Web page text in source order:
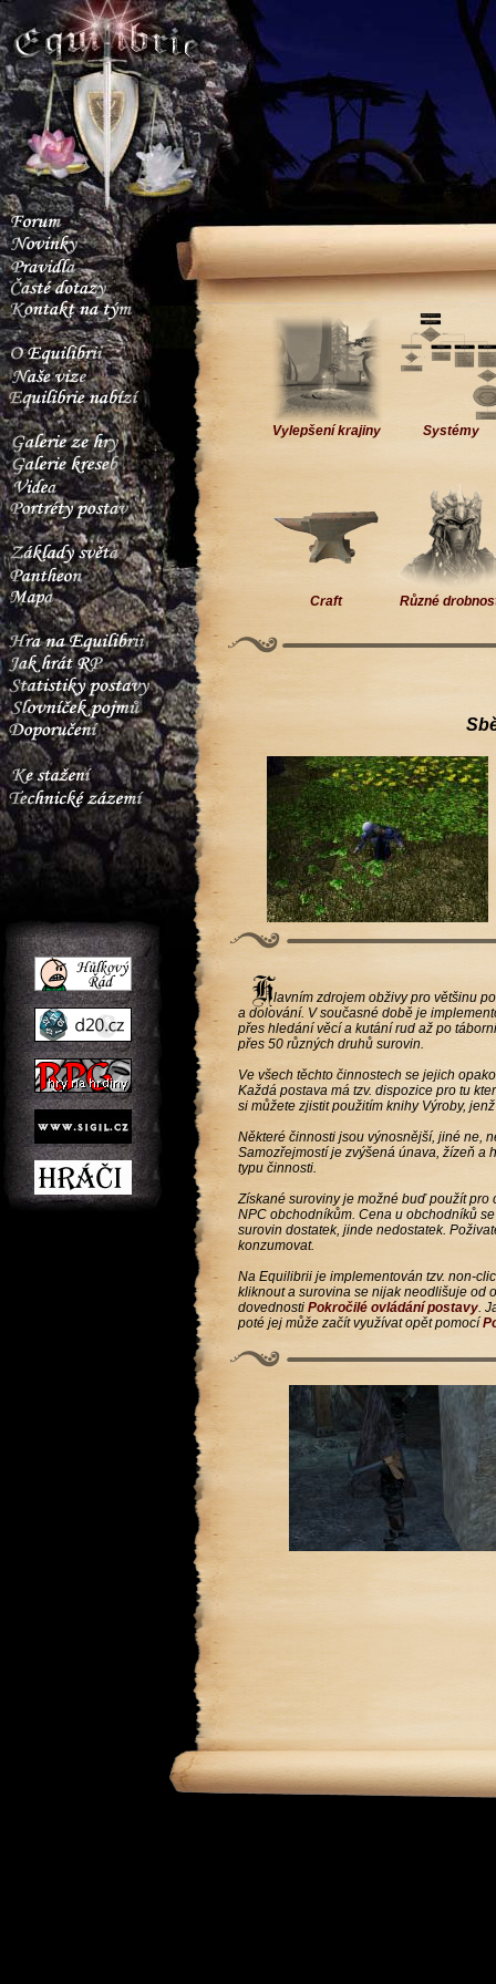
Vylepšení krajiny Systémy
Craft Různé
lavním zdrojem obživy pro většinu
a dolování. V současné době je
přes hledání věcí a kutání rud až po
přes 50 různých druhů surovin.
Ve všech těchto činnostech se jejich
Každá postava má tzv. dispozice pro tu
si můžete zjistit použitím knihy Výroby,
Některé činnosti jsou výnosnější, jiné ne,
Samozřejmostí je zvýšená únava, žízeň a
typu činnosti.
Získané suroviny je možné buď použít
NPC obchodníkům. Cena u obchodníků
surovin dostatek, jinde nedostatek.
konzumovat.
Na Equilibrii je implementován tzv. non-
kliknout a surovina se nijak neodlišuje od
dovednostiPokročilé ovládání postavy.
poté jej může začít využívat opět pomocí